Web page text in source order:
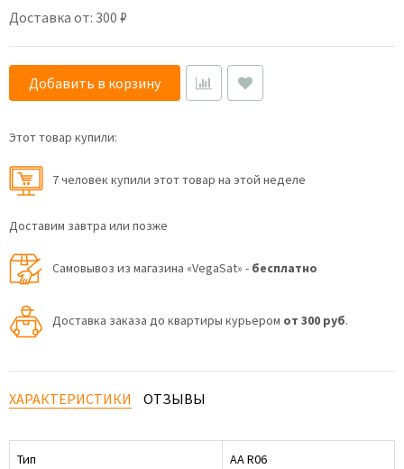
Доставка от: 300 ₽
Добавить в корзину
Этот товар купили:
7 человек купили этот товар на этой неделе
Доставим завтра или позже
Самовывоз из магазина «VegaSat» - бесплатно
Доставка заказа до квартиры курьером от 300 руб.
ХАРАКТЕРИСТИКИ ОТЗЫВЫ
Тип AA R06